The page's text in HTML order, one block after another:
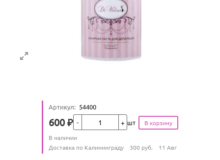
Артикул: 54400
Цена
600 ₽Кол-во шт
Количество
В наличии
Условия доставки
Доставка по Калининграду 300 руб. 11 Авг